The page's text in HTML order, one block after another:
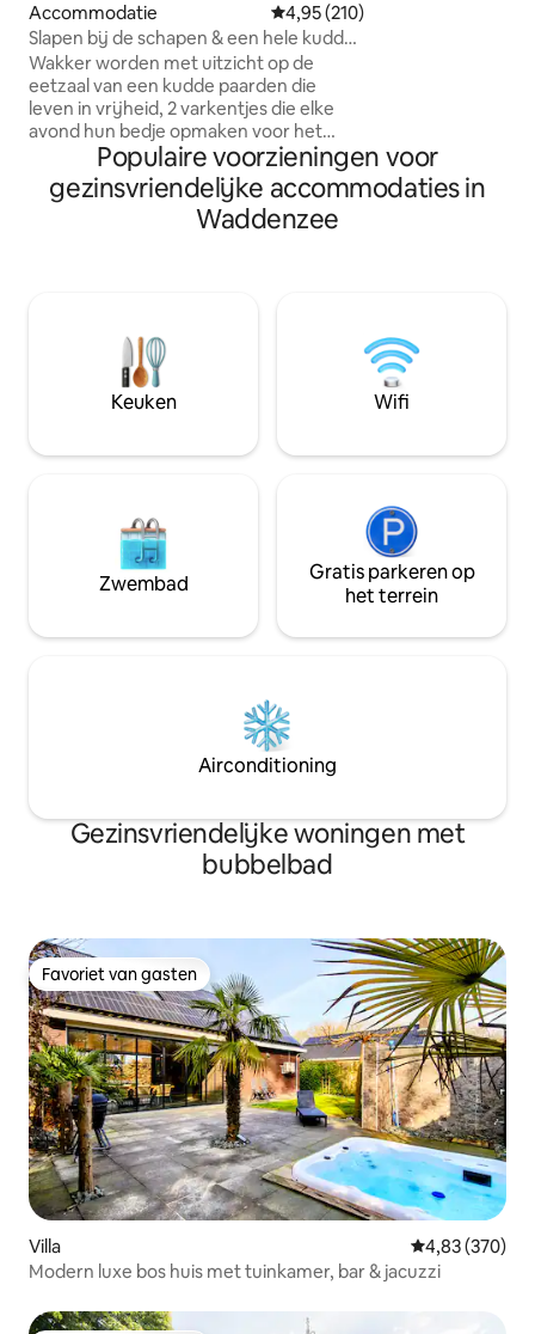
Accommodatie Gemiddelde beoordeling van
4,95 (210)
Slapen bij de schapen & een hele kudde
paarden.
Wakker worden met uitzicht op de
eetzaal van een kudde paarden die
leven in vrijheid, 2 varkentjes die elke
avond hun bedje opmaken voor het
raam en soms loopt er een schaap
voorbij.. Dichterbij de pure dingen in het
leven. Er is daarom ook geen WiFi en
geen tv. Er is wel een grote tafel om
Eventueel tandem, bootje en mooie
dierenervaringen om bij te boeken!
reglement van
Populaire voorzieningen voor
gezinsvriendelijke accommodaties in
Waddenzee
Keuken Wifi
Zwembad
Gratis parkeren op
het terrein
Airconditioning
Gezinsvriendelijke woningen met
bubbelbad
Favoriet van gasten
Favoriet van gasten
Villa Gemiddelde
4,83 (370)
Modern luxe bos huis met tuinkamer, bar & jacuzzi